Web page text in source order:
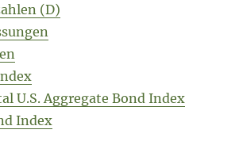
(D)
U.S. Aggregate Bond Index
Index